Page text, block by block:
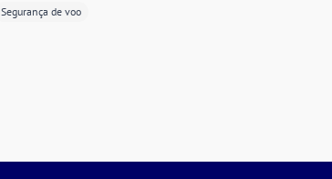
Segurança de voo